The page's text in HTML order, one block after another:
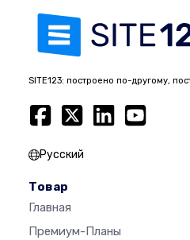
SITE123: построено по-другому,
Русский
Товар
Главная
Премиум-Планы